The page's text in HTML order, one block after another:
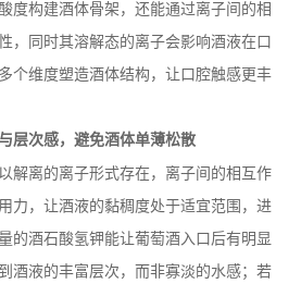
度构建酒体骨架，还能通过离子间的相
，同时其溶解态的离子会影响酒液在口
个维度塑造酒体结构，让口腔触感更丰
层次感，避免酒体单薄松散
解离的离子形式存在，离子间的相互作
力，让酒液的黏稠度处于适宜范围，进
的酒石酸氢钾能让葡萄酒入口后有明显
酒液的丰富层次，而非寡淡的水感；若